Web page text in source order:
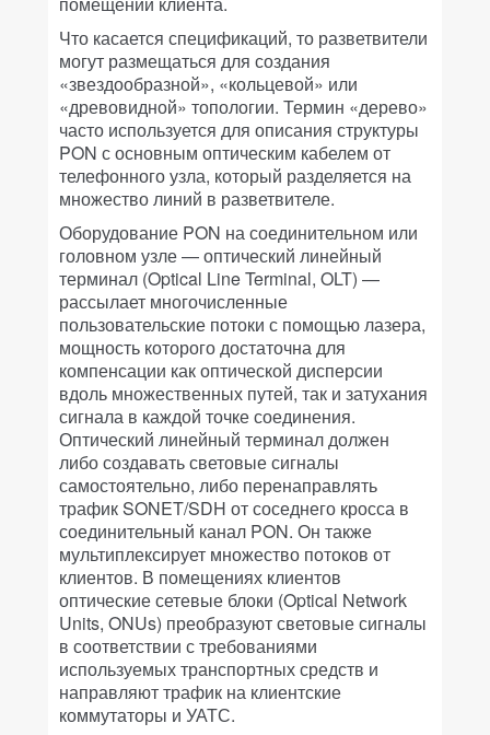
Что касается спецификаций, то разветвители
могут размещаться для создания
«звездообразной», «кольцевой» или
«древовидной» топологии. Термин «дерево»
часто используется для описания структуры
PON с основным оптическим кабелем от
телефонного узла, который разделяется на
множество линий в разветвителе.
Оборудование PON на соединительном или
головном узле — оптический линейный
терминал (Optical Line Terminal, OLT) —
рассылает многочисленные
пользовательские потоки с помощью лазера,
мощность которого достаточна для
компенсации как оптической дисперсии
вдоль множественных путей, так и затухания
сигнала в каждой точке соединения.
Оптический линейный терминал должен
либо создавать световые сигналы
самостоятельно, либо перенаправлять
трафик SONET/SDH от соседнего кросса в
соединительный канал PON. Он также
мультиплексирует множество потоков от
клиентов. В помещениях клиентов
оптические сетевые блоки (Optical Network
Units, ONUs) преобразуют световые сигналы
в соответствии с требованиями
используемых транспортных средств и
направляют трафик на клиентские
коммутаторы и УАТС.